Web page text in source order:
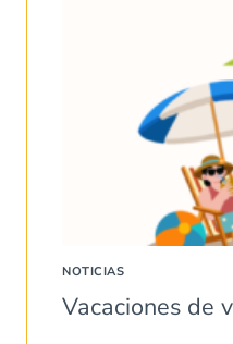
NOTICIAS
Vacaciones de